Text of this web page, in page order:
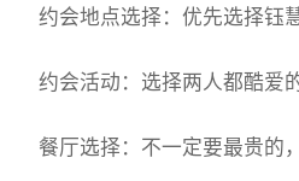
约会地点选择：优先选择钰
约会活动：选择两人都酷爱
餐厅选择：不一定要最贵的